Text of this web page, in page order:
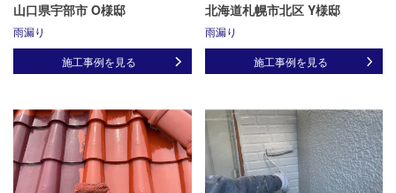
山口県宇部市 O様邸
雨漏り
施工事例を見る
北海道札幌市北区 Y様邸
雨漏り
施工事例を見る